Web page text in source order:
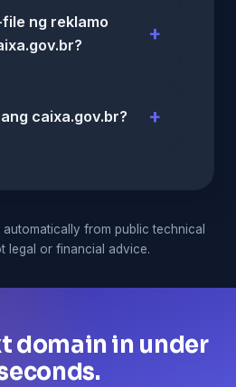
ng reklamo
caixa.gov.br?
from public technical
legal or financial advice.
domain in under